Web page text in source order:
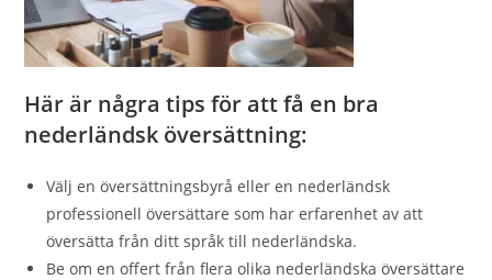
Här är några tips för att få en bra
nederländsk översättning:
Välj en översättningsbyrå eller en nederländsk
professionell översättare som har erfarenhet av att
översätta från ditt språk till nederländska.
Be om en offert från flera olika nederländska översättare